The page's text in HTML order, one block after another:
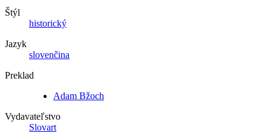
Štýl
historický
Jazyk
slovenčina
Preklad
Adam Bžoch
Vydavateľstvo
Slovart